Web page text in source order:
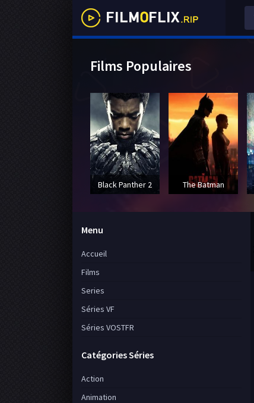
Menu
Accueil
Films
Series
Séries VF
Séries VOSTFR
Catégories Séries
Action
Animation
Films Populaires
Black Panther 2 The Batman